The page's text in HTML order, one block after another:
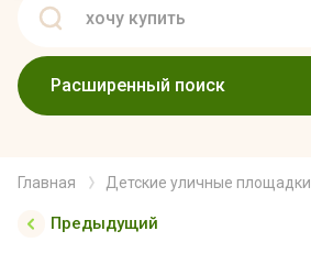
Расширенный поиск
Главная Детские уличные площадки
Предыдущий